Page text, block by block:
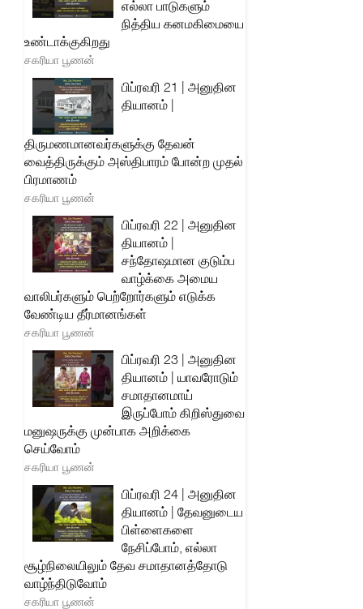
எல்லா பாடுகளும்
நித்திய கனமகிமையை
உண்டாக்குகிறது
சகரியா பூணன்
பிப்ரவரி 21 | அனுதின
தியானம் |
திருமணமானவர்களுக்கு தேவன்
வைத்திருக்கும் அஸ்திபாரம் போன்ற முதல்
பிரமாணம்
சகரியா பூணன்
பிப்ரவரி 22 | அனுதின
தியானம் |
சந்தோஷமான குடும்ப
வாழ்க்கை அமைய
வாலிபர்களும் பெற்றோர்களும் எடுக்க
வேண்டிய தீர்மானங்கள்
சகரியா பூணன்
பிப்ரவரி 23 | அனுதின
தியானம் | யாவரோடும்
சமாதானமாய்
இருப்போம் கிறிஸ்துவை
மனுஷருக்கு முன்பாக அறிக்கை
செய்வோம்
சகரியா பூணன்
பிப்ரவரி 24 | அனுதின
தியானம் | தேவனுடைய
பிள்ளைகளை
நேசிப்போம், எல்லா
சூழ்நிலையிலும் தேவ சமாதானத்தோடு
வாழ்ந்திடுவோம்
சகரியா பூணன்